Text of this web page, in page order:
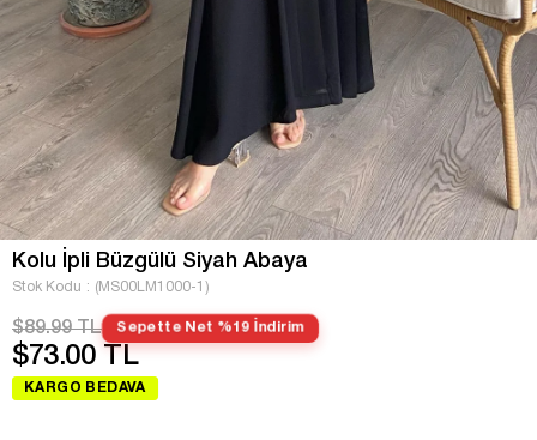
Kolu İpli Büzgülü Siyah Abaya
Stok Kodu (MS00LM1000-1)
$89.99 TL Sepette Net %19 İndirim
$73.00 TL
KARGO BEDAVA